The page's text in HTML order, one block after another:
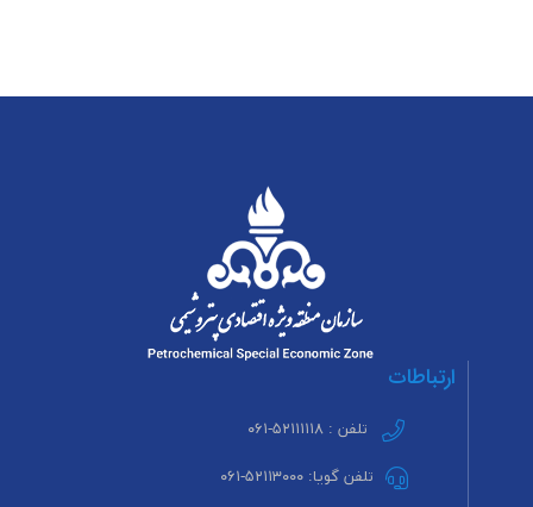
ارتباطات
تلفن : ۵۲۱۱۱۱۱۸-۰۶۱
تلفن گویا: ۵۲۱۱۳۰۰۰-۰۶۱